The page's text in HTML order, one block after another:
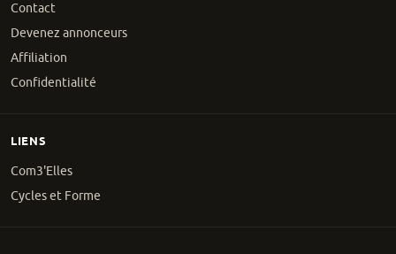
Contact
Devenez annonceurs
Affiliation
Confidentialité
LIENS
Com3'Elles
Cycles et Forme